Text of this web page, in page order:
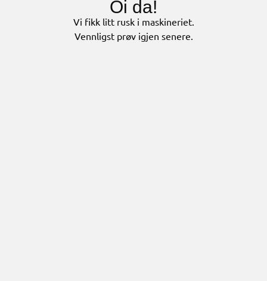
Oi da!
Vi fikk litt rusk i maskineriet.
Vennligst prøv igjen senere.